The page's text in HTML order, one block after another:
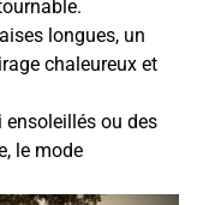
longues, un
chaleureux et
ensoleillés ou des
le mode